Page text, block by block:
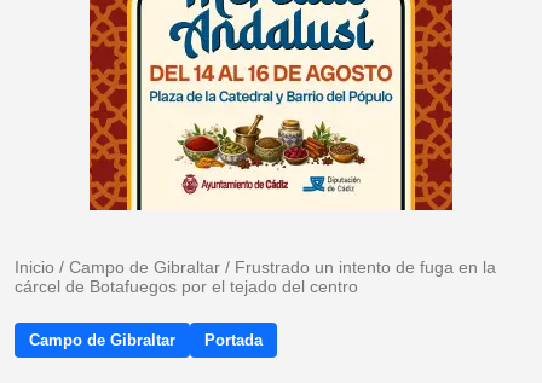
Inicio / Campo de Gibraltar / Frustrado un intento de fuga en la
cárcel de Botafuegos por el tejado del centro
Campo de Gibraltar Portada